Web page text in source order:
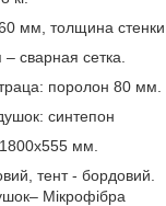
мм, толщина
сварная сетка.
поролон 80 мм.
синтепон
мм.
тент - бордовий.
Мікрофібра